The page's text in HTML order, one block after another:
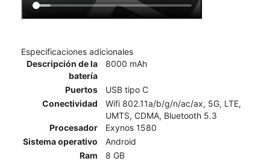
Especificaciones adicionales
Descripción de la
batería
8000 mAh
Puertos
USB tipo C
Conectividad
Wifi 802.11a/b/g/n/ac/ax, 5G, LTE,
UMTS, CDMA, Bluetooth 5.3
Procesador
Exynos 1580
Sistema operativo
Android
Ram
8 GB